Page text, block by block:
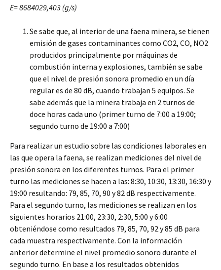
E= 8684029,403 (g/s)
Se sabe que, al interior de una faena minera, se tienen
emisión de gases contaminantes como CO2, CO, NO2
producidos principalmente por máquinas de
combustión interna y explosiones, también se sabe
que el nivel de presión sonora promedio en un día
regular es de 80 dB, cuando trabajan 5 equipos. Se
sabe además que la minera trabaja en 2 turnos de
doce horas cada uno (primer turno de 7:00 a 19:00;
segundo turno de 19:00 a 7:00)
Para realizar un estudio sobre las condiciones laborales en
las que opera la faena, se realizan mediciones del nivel de
presión sonora en los diferentes turnos. Para el primer
turno las mediciones se hacen a las: 8:30, 10:30, 13:30, 16:30 y
19:00 resultando: 79, 85, 70, 90 y 82 dB respectivamente.
Para el segundo turno, las mediciones se realizan en los
siguientes horarios 21:00, 23:30, 2:30, 5:00 y 6:00
obteniéndose como resultados 79, 85, 70, 92 y 85 dB para
cada muestra respectivamente. Con la información
anterior determine el nivel promedio sonoro durante el
segundo turno. En base a los resultados obtenidos